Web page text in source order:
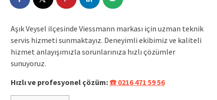
Aşık Veysel ilçesinde Viessmann markası için uzman teknik
servis hizmeti sunmaktayız. Deneyimli ekibimiz ve kaliteli
hizmet anlayışımızla sorunlarınıza hızlı çözümler
sunuyoruz.
Hızlı ve profesyonel çözüm:☎️ 0216 471 59 56